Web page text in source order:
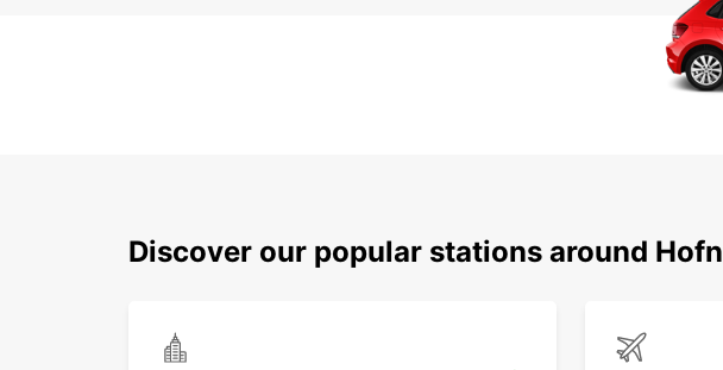
Discover our popular stations around Hofn